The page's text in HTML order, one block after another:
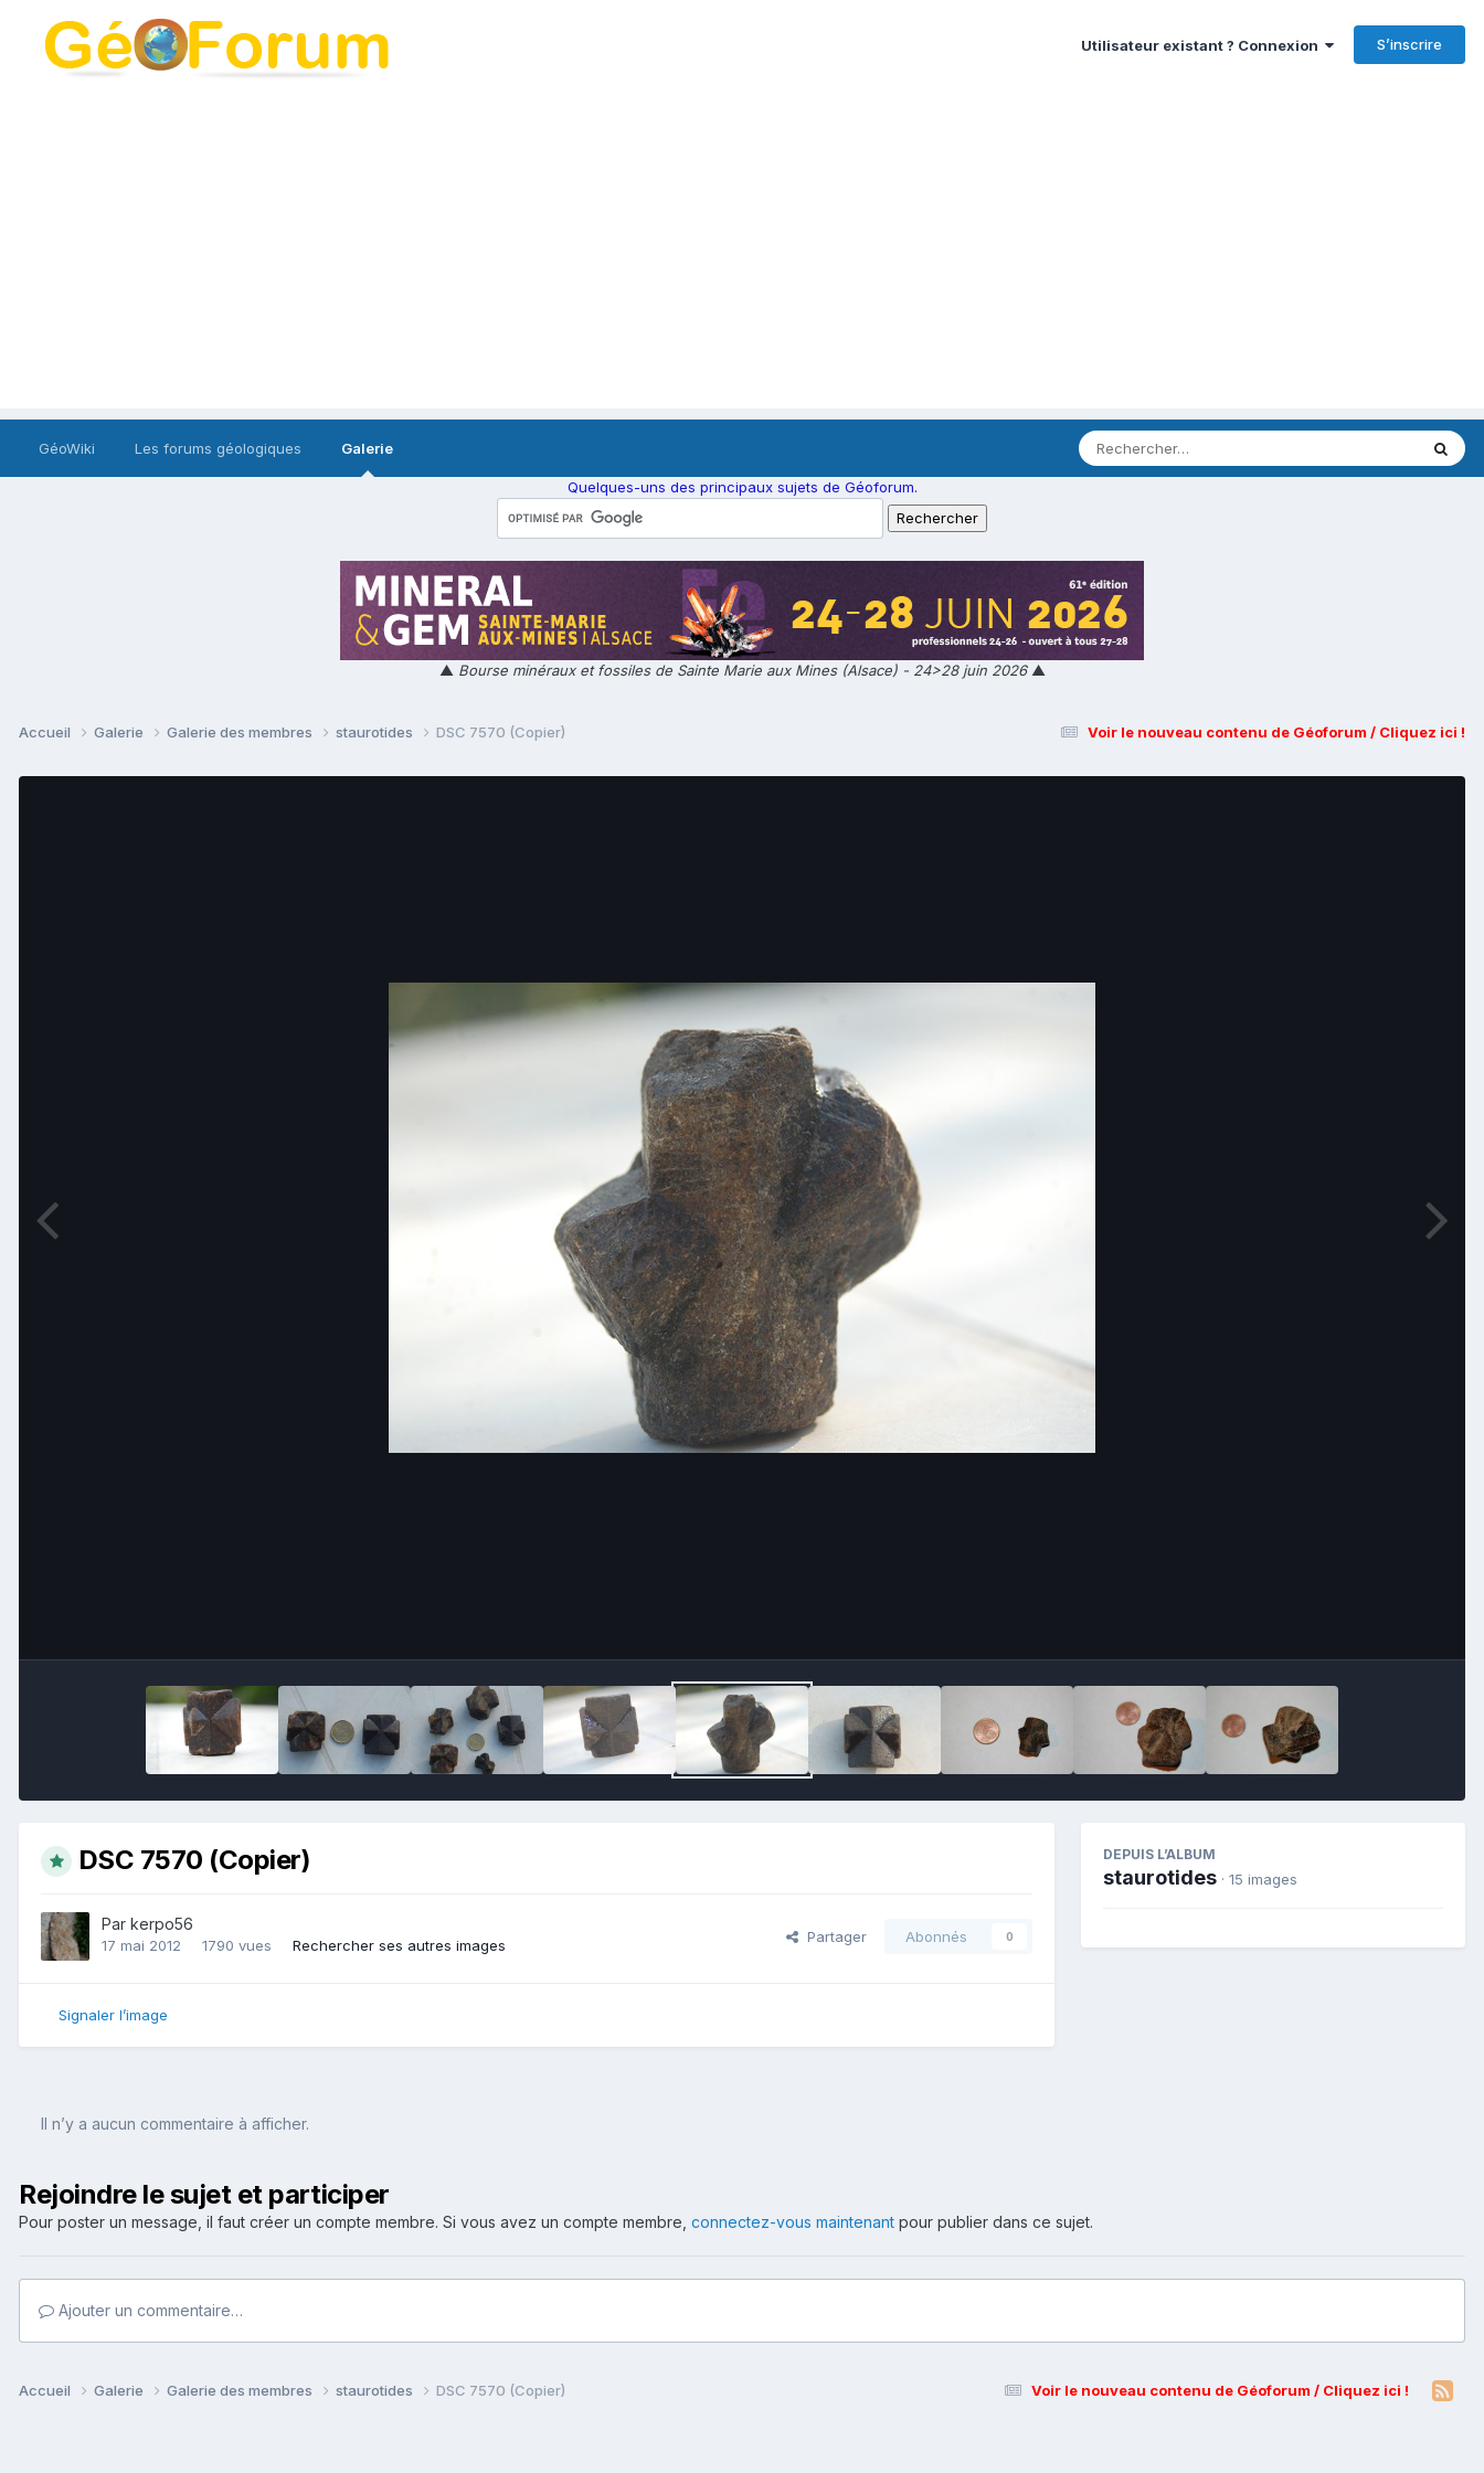
Utilisateur existant ? Connexion S’inscrire
GéoWiki Les forums géologiques Galerie
Quelques-uns des principaux sujets de Géoforum.
▲ Bourse minéraux et fossiles de Sainte Marie aux Mines (Alsace) - 24>28 juin 2026▲
Voir le nouveau contenu de Géoforum / Cliquez ici !
Accueil Galerie Galerie des membres staurotides DSC 7570 (Copier)
DSC 7570 (Copier)
Par kerpo56
17 mai 2012 1790 vues Rechercher ses autres images
Partager Abonnés 0
Signaler l’image
DEPUIS L’ALBUM
staurotides · 15 images
Il n’y a aucun commentaire à afficher.
Rejoindre le sujet et participer
Pour poster un message, il faut créer un compte membre. Si vous avez un compte membre, connectez-vous maintenant pour publier dans ce sujet.
Ajouter un commentaire…
Voir le nouveau contenu de Géoforum / Cliquez ici !
Accueil Galerie Galerie des membres staurotides DSC 7570 (Copier)